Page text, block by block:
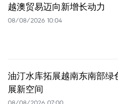
越澳贸易迈向新增长动力
08/08/2026 10:04
油汀水库拓展越南东南部绿
展新空间